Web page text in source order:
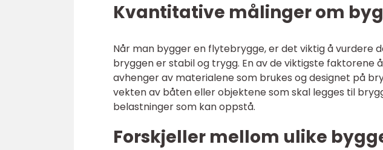
Kvantitative målinger om
Når man bygger en flytebrygge, er det viktig å vurdere
bryggen er stabil og trygg. En av de viktigste
avhenger av materialene som brukes og designet på
vekten av båten eller objektene som skal legges til
belastninger som kan oppstå.
Forskjeller mellom ulike